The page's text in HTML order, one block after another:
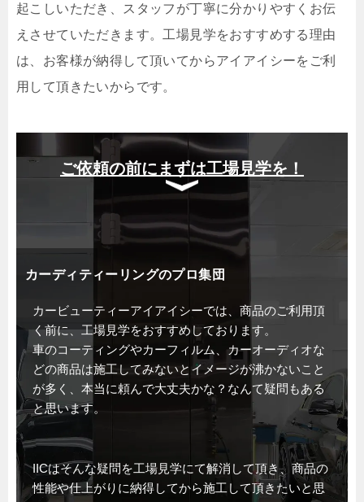
起こしいただき、スタッフが丁寧に分かりやすくお伝
えさせていただきます。工場見学をおすすめする理由
は、お客様が納得して頂いてからアイアイシーをご利
用して頂きたいからです。
ご依頼の前にまずは工場見学を！
カーディティーリングのプロ集団
カービューティーアイアイシーでは、商品のご利用頂
く前に、工場見学をおすすめしております。
車のコーティングやカーフィルム、カーオーディオな
どの商品は施工してみないとイメージが沸かないこと
が多く、本当に頼んで大丈夫かな？なんて疑問もある
と思います。
IICはそんな疑問を工場見学にて解消して頂き、商品の
性能や仕上がりに納得してから施工して頂きたいと思